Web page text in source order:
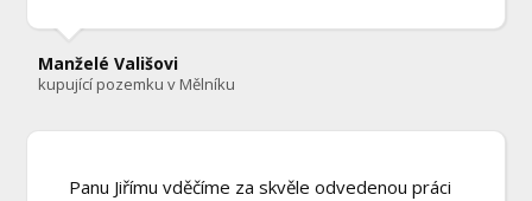
Manželé Vališovi
kupující pozemku v Mělníku
Panu Jiřímu vděčíme za skvěle odvedenou práci